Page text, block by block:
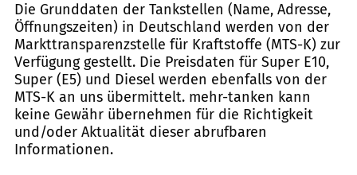
Die Grunddaten der Tankstellen (Name, Adresse,
Öffnungszeiten) in Deutschland werden von der
Markttransparenzstelle für Kraftstoffe (MTS-K) zur
Verfügung gestellt. Die Preisdaten für Super E10,
Super (E5) und Diesel werden ebenfalls von der
MTS-K an uns übermittelt. mehr-tanken kann
keine Gewähr übernehmen für die Richtigkeit
und/oder Aktualität dieser abrufbaren
Informationen.